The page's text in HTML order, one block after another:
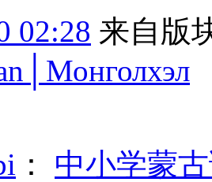
02:28 来自版
： 中小学蒙